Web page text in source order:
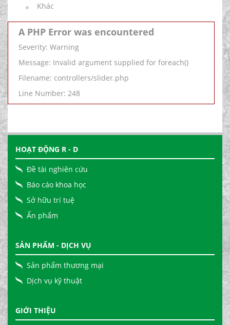
Khác
A PHP Error was encountered
Severity: Warning
Message: Invalid argument supplied for foreach()
Filename: controllers/slider.php
Line Number: 248
HOẠT ĐỘNG R - D
Đề tài nghiên cứu
Báo cáo khoa học
Sở hữu trí tuệ
Ấn phẩm
SẢN PHẨM - DỊCH VỤ
Sản phẩm thương mại
Dịch vụ kỹ thuật
GIỚI THIỆU